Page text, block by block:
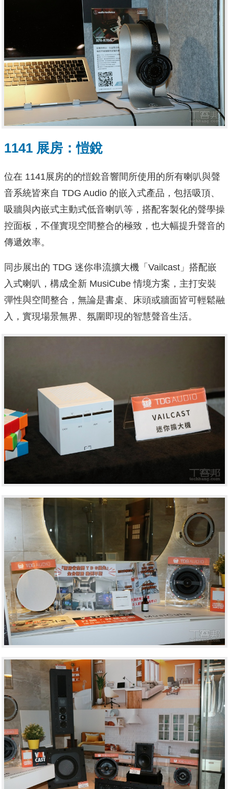
1141 展房：愷銳
位在 1141展房的的愷銳音響間所使用的所有喇叭與聲
音系統皆來自 TDG Audio 的嵌入式產品，包括吸頂、
吸牆與內嵌式主動式低音喇叭等，搭配客製化的聲學操
控面板，不僅實現空間整合的極致，也大幅提升聲音的
傳遞效率。
同步展出的 TDG 迷你串流擴大機「Vailcast」搭配嵌
入式喇叭，構成全新 MusiCube 情境方案，主打安裝
彈性與空間整合，無論是書桌、床頭或牆面皆可輕鬆融
入，實現場景無界、氛圍即現的智慧聲音生活。